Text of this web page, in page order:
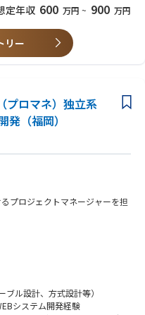
。
ます。
国内市場では高い技術評価とシ
ローバル企業
加価値を提供
エンド開発経験
業務経験
ンが円滑に行える方
に挑戦して行ける方
定年収 600 万円 ~ 900 万円
リー
プロマネ）独立系
（福岡）
プロジェクトマネージャーを担
ー（社員、協力会社、弊社海外
お任せします。
プロジェクトを担当していただ
発を担当して頂く可能性があり
ル設計、方式設計等）
システム開発経験